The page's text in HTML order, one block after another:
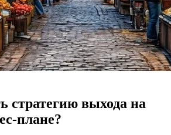
стратегию выхода на
плане?